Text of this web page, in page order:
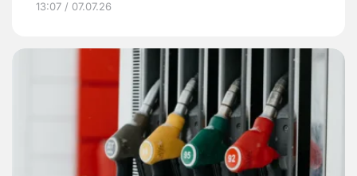
13:07 / 07.07.26